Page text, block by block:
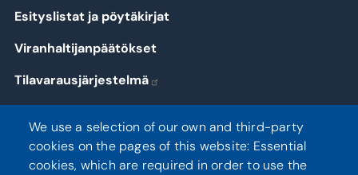
Esityslistat ja pöytäkirjat
Viranhaltijanpäätökset
Tilavarausjärjestelmä
We use a selection of our own and third-party
cookies on the pages of this website: Essential
cookies, which are required in order to use the